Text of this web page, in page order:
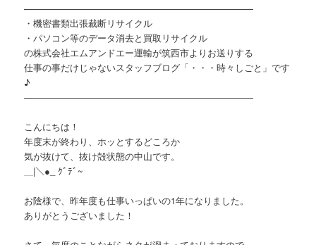
—————————————————————————
・機密書類出張裁断リサイクル
・パソコン等のデータ消去と買取リサイクル
の株式会社エムアンドエー運輸が筑西市よりお送りする
仕事の事だけじゃないスタッフブログ「・・・時々しごと」です
♪
—————————————————————————
こんにちは！
年度末が終わり、ホッとするどころか
気が抜けて、抜け殻状態の中山です。
＿|＼●_ ｸﾞﾃﾞ~
お陰様で、昨年度も仕事いっぱいの1年になりました。
ありがとうございました！